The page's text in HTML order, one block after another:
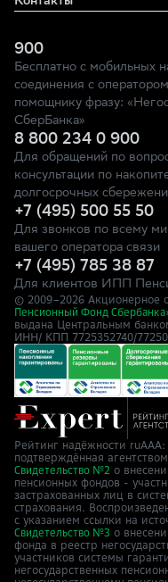
900
Бесплатно с мобильных
соединения с
помощнику фразу:
СберБанка»
8 800 234 0 900
Для обращений по
консультации по
долгосрочных
+7 (495) 500 55 50
Для звонков по всему
вашего оператора связи
+7 (495) 785 38 87
Для клиентов ИПП
© 2009–2026 Акционерное
Пенсионный Фонд Сбербанка
выдана Центральным
ИНН/ КПП 7725352740/
Рейтинг надёжности
подтверждённая
Свидетельство №2 о
пенсионных фондов -
застрахованных лиц в
страхования.
с указанием ссылки на
Свидетельство №3 о
фонда в реестр
участников системы
негосударственных